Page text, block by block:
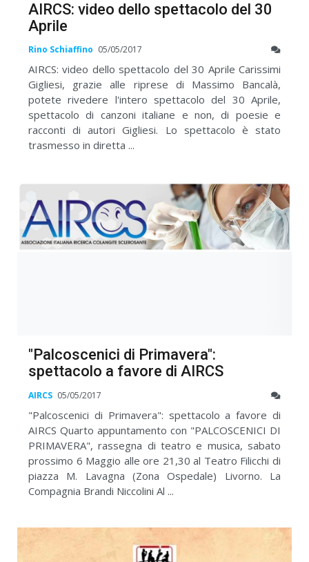
AIRCS: video dello spettacolo del 30
Aprile
Rino Schiaffino 05/05/2017
AIRCS: video dello spettacolo del 30 Aprile Carissimi
Gigliesi, grazie alle riprese di Massimo Bancalà,
potete rivedere l'intero spettacolo del 30 Aprile,
spettacolo di canzoni italiane e non, di poesie e
racconti di autori Gigliesi. Lo spettacolo è stato
trasmesso in diretta ...
"Palcoscenici di Primavera":
spettacolo a favore di AIRCS
AIRCS 05/05/2017
"Palcoscenici di Primavera": spettacolo a favore di
AIRCS Quarto appuntamento con "PALCOSCENICI DI
PRIMAVERA", rassegna di teatro e musica, sabato
prossimo 6 Maggio alle ore 21,30 al Teatro Filicchi di
piazza M. Lavagna (Zona Ospedale) Livorno. La
Compagnia Brandi Niccolini Al ...